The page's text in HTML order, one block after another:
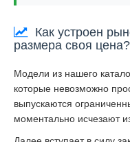
Как устроен
размера своя цена?
Модели из нашего
которые невозможно
выпускаются
моментально исчезают